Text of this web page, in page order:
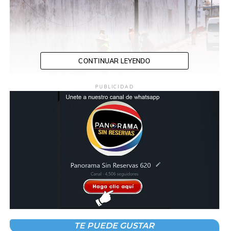
Compartir en:
CONTINUAR LEYENDO
PUBLICIDAD
TE PUEDE GUSTAR